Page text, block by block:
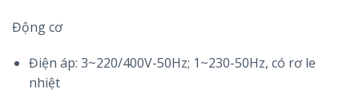
Động cơ
Điện áp: 3~220/400V-50Hz; 1~230-50Hz, có rơ le
nhiệt